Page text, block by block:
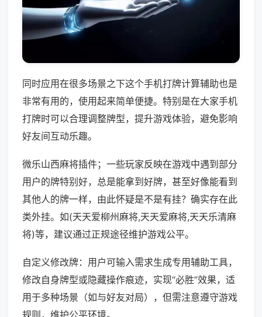
同时应用在很多场景之下这个手机打牌计算辅助也是
非常有用的，使用起来简单便捷。特别是在大家手机
打牌时可以合理调整牌型，提升游戏体验，避免影响
好友间互动乐趣。
微乐山西麻将插件；一些玩家反映在游戏中遇到部分
用户的牌特别好，总是能拿到好牌，甚至好像能看到
其他人的牌一样，由此怀疑是不是有挂？确实存在此
类外挂。如(天天爱柳州麻将,天天爱麻将,天天乐清麻
将)等，建议通过正规途径维护游戏公平。
自定义修改牌：用户可输入需求生成专用辅助工具，
修改自身牌型或隐藏操作痕迹，实现“必胜”效果，适
用于多种场景（如与好友对局），但需注意遵守游戏